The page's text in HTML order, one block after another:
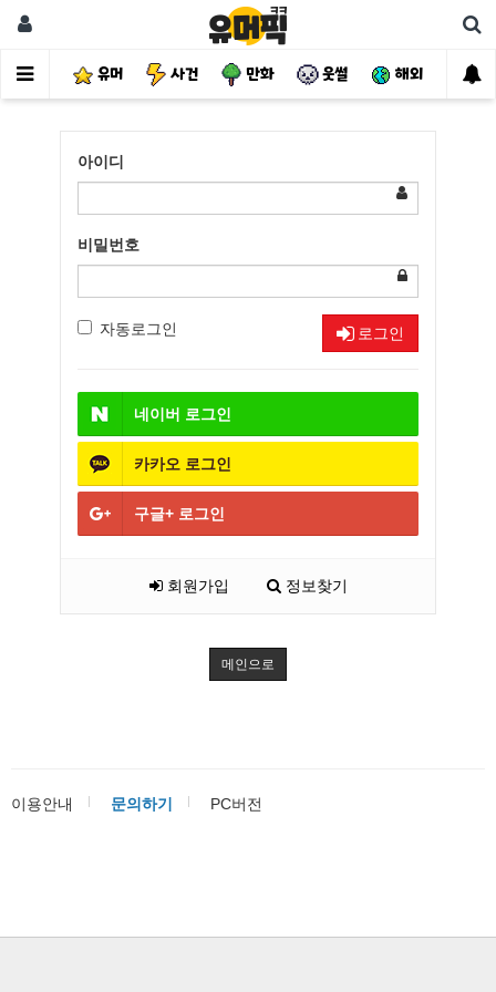
유머 사건 만화 웃썰 해외 핫
아이디
비밀번호
자동로그인 로그인
네이버 로그인
카카오 로그인
구글+ 로그인
회원가입 정보찾기
메인으로
이용안내 문의하기 PC버전